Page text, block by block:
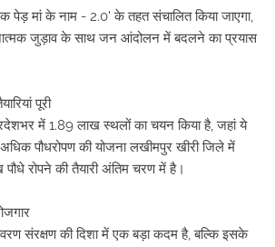
पेड़ मां के नाम - 2.0' के तहत संचालित किया जाएगा,
जुड़ाव के साथ जन आंदोलन में बदलने का प्रयास
पूरी
में 1.89 लाख स्थलों का चयन किया है, जहां ये
पौधरोपण की योजना लखीमपुर खीरी जिले में
रोपने की तैयारी अंतिम चरण में है।
संरक्षण की दिशा में एक बड़ा कदम है, बल्कि इसके